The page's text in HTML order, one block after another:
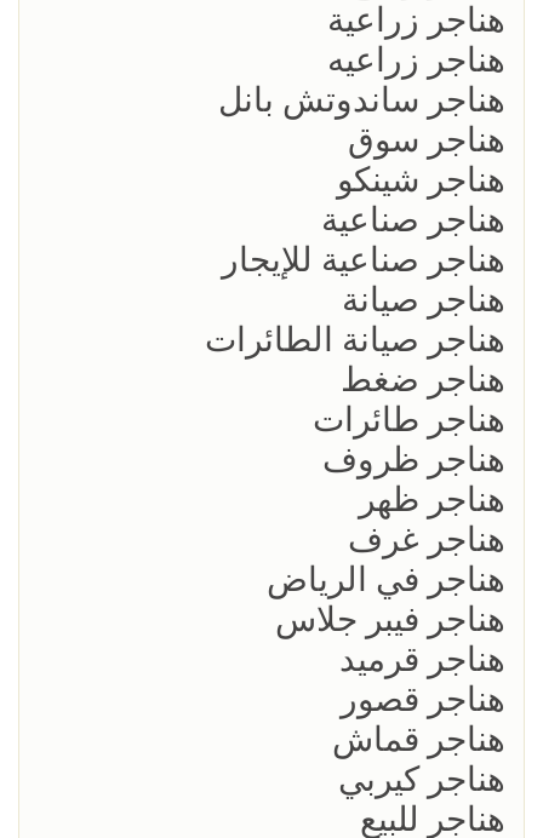
هناجر زراعية
هناجر زراعيه
هناجر ساندوتش بانل
هناجر سوق
هناجر شينكو
هناجر صناعية
هناجر صناعية للإيجار
هناجر صيانة
هناجر صيانة الطائرات
هناجر ضغط
هناجر طائرات
هناجر ظروف
هناجر ظهر
هناجر غرف
هناجر في الرياض
هناجر فيبر جلاس
هناجر قرميد
هناجر قصور
هناجر قماش
هناجر كيربي
هناجر للبيع